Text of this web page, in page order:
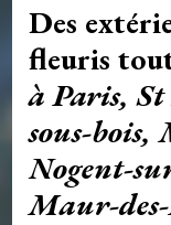
Des
fleuris
à Paris,
sous-bois,
Nogent-
Maur-des-